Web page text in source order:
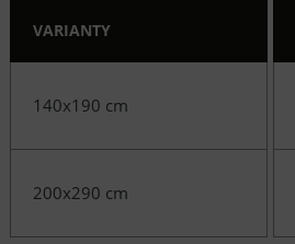
VARIANTY
140x190 cm
200x290 cm